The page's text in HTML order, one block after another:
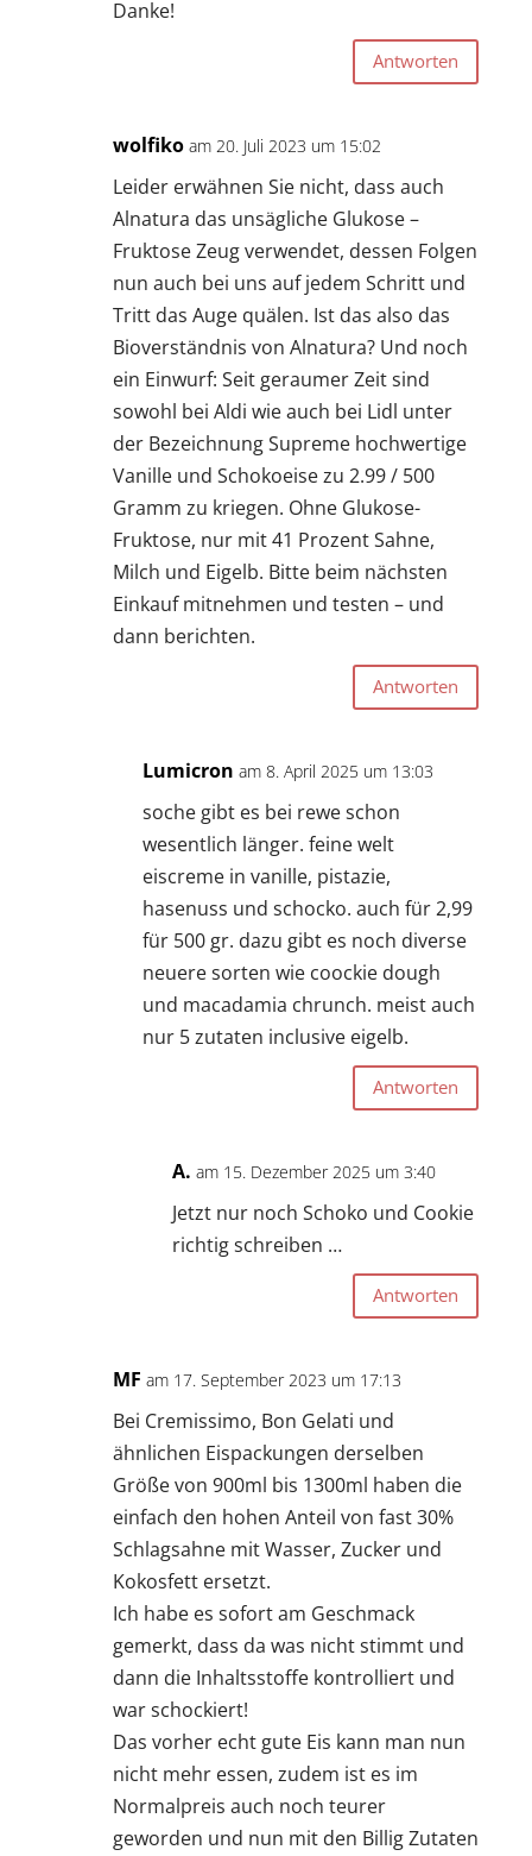
Danke!
Antworten
wolfiko am 20. Juli 2023 um 15:02
Leider erwähnen Sie nicht, dass auch
Alnatura das unsägliche Glukose –
Fruktose Zeug verwendet, dessen Folgen
nun auch bei uns auf jedem Schritt und
Tritt das Auge quälen. Ist das also das
Bioverständnis von Alnatura? Und noch
ein Einwurf: Seit geraumer Zeit sind
sowohl bei Aldi wie auch bei Lidl unter
der Bezeichnung Supreme hochwertige
Vanille und Schokoeise zu 2.99 / 500
Gramm zu kriegen. Ohne Glukose-
Fruktose, nur mit 41 Prozent Sahne,
Milch und Eigelb. Bitte beim nächsten
Einkauf mitnehmen und testen – und
dann berichten.
Antworten
Lumicron am 8. April 2025 um 13:03
soche gibt es bei rewe schon
wesentlich länger. feine welt
eiscreme in vanille, pistazie,
hasenuss und schocko. auch für 2,99
für 500 gr. dazu gibt es noch diverse
neuere sorten wie coockie dough
und macadamia chrunch. meist auch
nur 5 zutaten inclusive eigelb.
Antworten
A. am 15. Dezember 2025 um 3:40
Jetzt nur noch Schoko und Cookie
richtig schreiben …
Antworten
MF am 17. September 2023 um 17:13
Bei Cremissimo, Bon Gelati und
ähnlichen Eispackungen derselben
Größe von 900ml bis 1300ml haben die
einfach den hohen Anteil von fast 30%
Schlagsahne mit Wasser, Zucker und
Kokosfett ersetzt.
Ich habe es sofort am Geschmack
gemerkt, dass da was nicht stimmt und
dann die Inhaltsstoffe kontrolliert und
war schockiert!
Das vorher echt gute Eis kann man nun
nicht mehr essen, zudem ist es im
Normalpreis auch noch teurer
geworden und nun mit den Billig Zutaten